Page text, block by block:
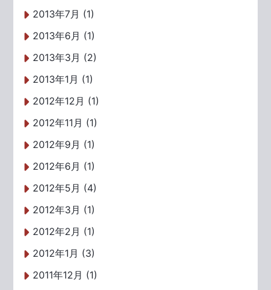
2013年7月 (1)
2013年6月 (1)
2013年3月 (2)
2013年1月 (1)
2012年12月 (1)
2012年11月 (1)
2012年9月 (1)
2012年6月 (1)
2012年5月 (4)
2012年3月 (1)
2012年2月 (1)
2012年1月 (3)
2011年12月 (1)